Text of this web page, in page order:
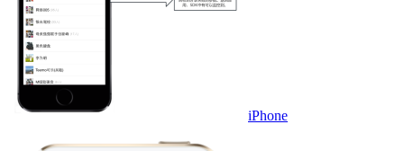
iPhone